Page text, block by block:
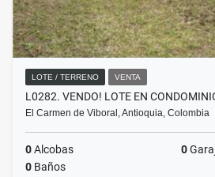
LOTE / TERRENO VENTA
L0282. VENDO! LOTE EN
El Carmen de Viboral, Antioquia, Colombia
0Alcobas 0
0 Baños